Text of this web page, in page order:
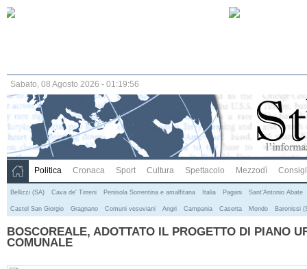
Sabato, 08 Agosto 2026 - 01:19:56
Politica Cronaca Sport Cultura Spettacolo Mezzodì
Bellizzi (SA) Cava de' Tirreni Penisola Sorrentina e amalfitana Italia Pagani Sant'Antonio Abate
Castel San Giorgio Gragnano Comuni vesuviani Angri Campania Caserta Mondo Baronissi
BOSCOREALE, ADOTTATO IL PROGETTO DI PIANO
COMUNALE